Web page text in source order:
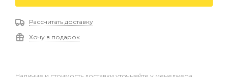
Рассчитать доставку
Хочу в подарок